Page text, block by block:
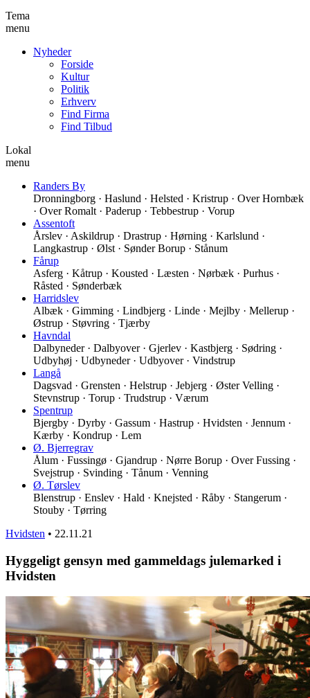
Tema
menu
Nyheder
Forside
Kultur
Politik
Erhverv
Find Firma
Find Tilbud
Lokal
menu
Randers By
Dronningborg · Haslund · Helsted · Kristrup · Over Hornbæk
· Over Romalt · Paderup · Tebbestrup · Vorup
Assentoft
Årslev · Askildrup · Drastrup · Hørning · Karlslund ·
Langkastrup · Ølst · Sønder Borup · Stånum
Fårup
Asferg · Kåtrup · Kousted · Læsten · Nørbæk · Purhus ·
Råsted · Sønderbæk
Harridslev
Albæk · Gimming · Lindbjerg · Linde · Mejlby · Mellerup ·
Østrup · Støvring · Tjærby
Havndal
Dalbyneder · Dalbyover · Gjerlev · Kastbjerg · Sødring ·
Udbyhøj · Udbyneder · Udbyover · Vindstrup
Langå
Dagsvad · Grensten · Helstrup · Jebjerg · Øster Velling ·
Stevnstrup · Torup · Trudstrup · Værum
Spentrup
Bjergby · Dyrby · Gassum · Hastrup · Hvidsten · Jennum ·
Kærby · Kondrup · Lem
Ø. Bjerregrav
Ålum · Fussingø · Gjandrup · Nørre Borup · Over Fussing ·
Svejstrup · Svinding · Tånum · Venning
Ø. Tørslev
Blenstrup · Enslev · Hald · Knejsted · Råby · Stangerum ·
Stouby · Tørring
Hvidsten • 22.11.21
Hyggeligt gensyn med gammeldags julemarked i
Hvidsten